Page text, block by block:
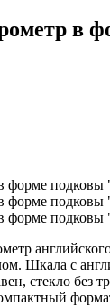
в
Шкала с
стекло без